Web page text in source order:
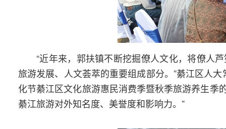
“近年来，郭扶镇不断挖掘僚人文化，将僚人
旅游发展、人文荟萃的重要组成部分。”綦江区人
化节綦江区文化旅游惠民消费季暨秋季旅游养生
綦江旅游对外知名度、美誉度和影响力。”